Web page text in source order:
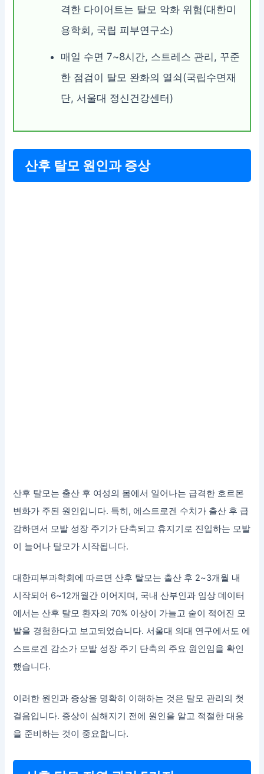
격한 다이어트는 탈모 악화 위험(대한미
용학회, 국립 피부연구소)
매일 수면 7~8시간, 스트레스 관리, 꾸준
한 점검이 탈모 완화의 열쇠(국립수면재
단, 서울대 정신건강센터)
산후 탈모 원인과 증상
산후 탈모는 출산 후 여성의 몸에서 일어나는 급격한 호르몬
변화가 주된 원인입니다. 특히, 에스트로겐 수치가 출산 후 급
감하면서 모발 성장 주기가 단축되고 휴지기로 진입하는 모발
이 늘어나 탈모가 시작됩니다.
대한피부과학회에 따르면 산후 탈모는 출산 후 2~3개월 내
시작되어 6~12개월간 이어지며, 국내 산부인과 임상 데이터
에서는 산후 탈모 환자의 70% 이상이 가늘고 숱이 적어진 모
발을 경험한다고 보고되었습니다. 서울대 의대 연구에서도 에
스트로겐 감소가 모발 성장 주기 단축의 주요 원인임을 확인
했습니다.
이러한 원인과 증상을 명확히 이해하는 것은 탈모 관리의 첫
걸음입니다. 증상이 심해지기 전에 원인을 알고 적절한 대응
을 준비하는 것이 중요합니다.